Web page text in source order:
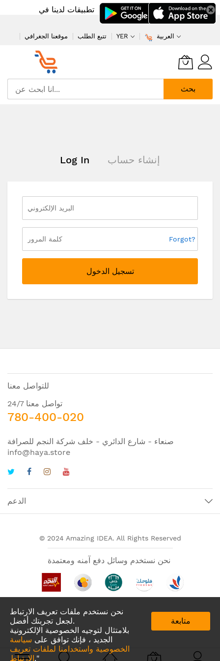
نحن نستخدم ملفات تعريف الارتباط
لجعل تجربتك أفضل.
بلامتثال لتوجيه الخصوصية الإلكترونية
الجديد ، فإنك توافق على سياسة
الخصوصية واستخدامنا لملفات تعريف
الارتباط."
متابعة
تطبيقات لدينا في
موقعنا الجغرافي تتبع الطلب YER العربية
بحث
Log In إنشاء حساب
Forgot?
تسجيل الدخول
للتواصل معنا
تواصل معنا 24/7
780-400-020
صنعاء - شارع الدائري - خلف شركة النجم للصرافة
info@haya.store
الدعم
© 2024 Amazing IDEA. All Rights Reserved
تطبيقات لدينا في